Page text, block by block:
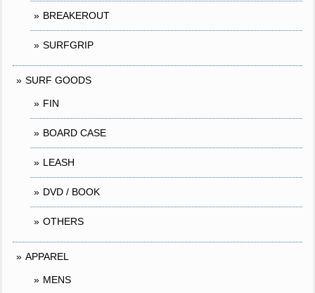
BREAKEROUT
SURFGRIP
SURF GOODS
FIN
BOARD CASE
LEASH
DVD / BOOK
OTHERS
APPAREL
MENS